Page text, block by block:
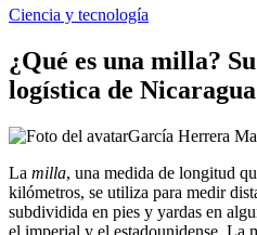
Ciencia y tecnología
¿Qué es una milla?
logística de Nicaragua
García Herrera
La milla, una medida de longitud
kilómetros, se utiliza para medir
subdividida en pies y yardas en
el imperial y el estadounidense. La